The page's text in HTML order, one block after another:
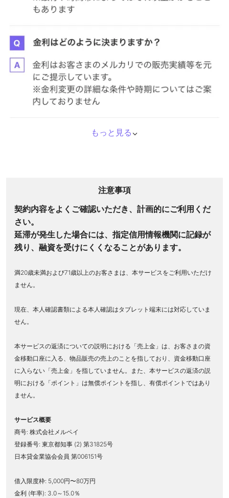
もっと見る⌃
注意事項
契約内容をよくご確認いただき、計画的にご利用くだ
さい。
延滞が発生した場合には、指定信用情報機関に記録が
残り、融資を受けにくくなることがあります。
満20歳未満および71歳以上のお客さまは、本サービスをご利用いただけ
ません。
現在、本人確認書類による本人確認はタブレット端末には対応していま
せん。
本サービスの返済についての説明における「売上金」は、お客さまの資
金移動口座に入る、物品販売の売上のことを指しており、資金移動口座
に入らない「売上金」を指していません。また、本サービスの返済の説
明における「ポイント」は無償ポイントを指し、有償ポイントではあり
ません。
サービス概要
商号: 株式会社メルペイ
登録番号: 東京都知事 (2) 第31825号
日本貸金業協会会員 第006151号
借入限度枠: 5,000円〜80万円
金利 (年率): 3.0～15.0％